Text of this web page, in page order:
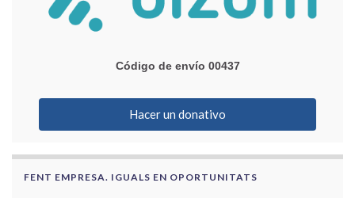
Código de envío 00437
Hacer un donativo
FENT EMPRESA. IGUALS EN OPORTUNITATS